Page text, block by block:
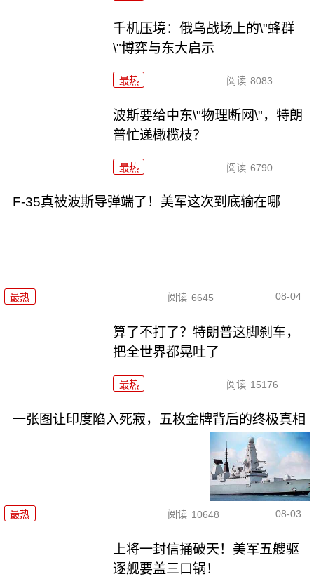
千机压境：俄乌战场上的\"蜂群
\"博弈与东大启示
最热 阅读 8083
波斯要给中东\"物理断网\"，特朗
普忙递橄榄枝？
最热 阅读 6790
F-35真被波斯导弹端了！美军这次到底输在哪
最热 阅读 6645 08-04
算了不打了？特朗普这脚刹车，
把全世界都晃吐了
最热 阅读 15176
一张图让印度陷入死寂，五枚金牌背后的终极真相
最热 阅读 10648 08-03
上将一封信捅破天！美军五艘驱
逐舰要盖三口锅！